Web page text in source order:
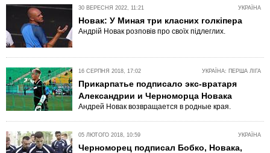
УКРАЇНА
30 ВЕРЕСНЯ 2022, 11:21
Новак: У Миная три класних голкіпера
Андрій Новак розповів про своїх підлеглих.
УКРАЇНА: ПЕРША ЛІГА
16 СЕРПНЯ 2018, 17:02
Прикарпатье подписало экс-вратаря
Александрии и Черноморца Новака
Андрей Новак возвращается в родные края.
УКРАЇНА
05 ЛЮТОГО 2018, 10:59
Черноморец подписал Бобко, Новака,